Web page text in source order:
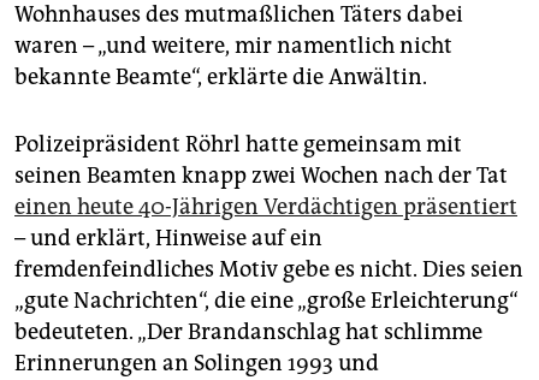
Wohnhauses des mutmaßlichen Täters dabei
waren – „und weitere, mir namentlich nicht
bekannte Beamte“, erklärte die Anwältin.
Polizeipräsident Röhrl hatte gemeinsam mit
seinen Beamten knapp zwei Wochen nach der Tat
einen heute 40-Jährigen Verdächtigen präsentiert
– und erklärt, Hinweise auf ein
fremdenfeindliches Motiv gebe es nicht. Dies seien
„gute Nachrichten“, die eine „große Erleichterung“
bedeuteten. „Der Brandanschlag hat schlimme
Erinnerungen an Solingen 1993 und